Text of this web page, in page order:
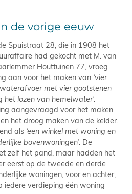
de vorige eeuw
Spuistraat 28, die in 1908 het
had gekocht met M. van
Houttuinen 77, vroeg
aan voor het maken van ‘vier
met vier gootstenen
lozen van hemelwater’.
aangevraagd voor het maken
het droog maken van de kelder.
als ‘een winkel met woning en
bovenwoningen’. De
zelf het pand, maar hadden het
eerst op de tweede en derde
woningen, voor en achter,
verdieping één woning